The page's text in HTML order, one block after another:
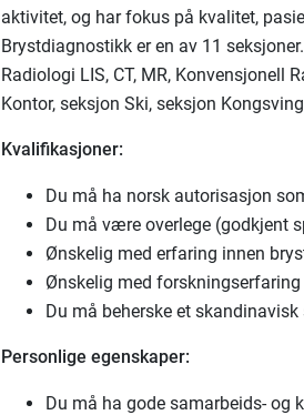
aktivitet, og har fokus på kvalitet,
Brystdiagnostikk er en av 11
Radiologi LIS, CT, MR, Konvensjonell
Kontor, seksjon Ski, seksjon
Kvalifikasjoner:
Du må ha norsk autorisasjon
Du må være overlege (godkjent
Ønskelig med erfaring innen
Ønskelig med forskningserfaring
Du må beherske et
Personlige egenskaper:
Du må ha gode samarbeids- og